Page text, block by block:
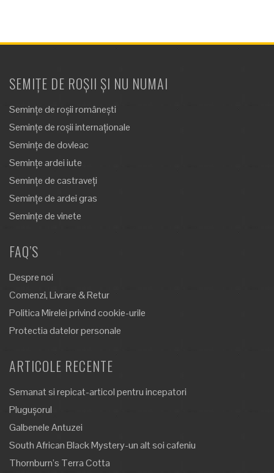
SEMIȚE DE ROȘII ȘI NU NUMAI
Semințe de roșii românești
Semințe de roșii internaționale
Semințe de dovleac
Semințe ardei iute
Semințe de castraveți
Semințe de ardei gras
Semințe de vinete
FAQ’S
Despre noi
Comenzi, Livrare & Retur
Politica Mirelei privind cookie-urile
Protectia datelor personale
ARTICOLE RECENTE
Semanat si repicat-articol pentru incepatori
Plugușorul
Galbenele Antuzei
South African Black Mystery-un alt soi cafeniu
Thornburn’s Terra Cotta